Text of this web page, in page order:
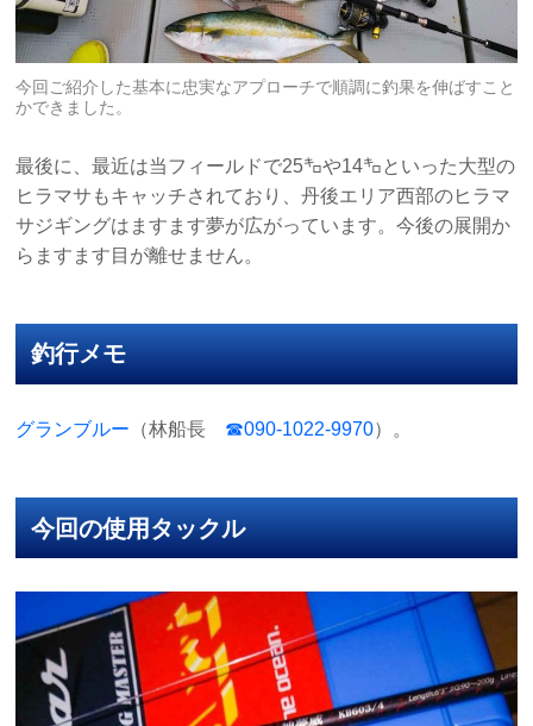
今回ご紹介した基本に忠実なアプローチで順調に釣果を伸ばすこと
かできました。
最後に、最近は当フィールドで25㌔や14㌔といった大型の
ヒラマサもキャッチされており、丹後エリア西部のヒラマ
サジギングはますます夢が広がっています。今後の展開か
らますます目が離せません。
釣行メモ
グランブルー （林船長 ☎︎090-1022-9970）。
今回の使用タックル